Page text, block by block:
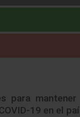
para mantener
19 en el